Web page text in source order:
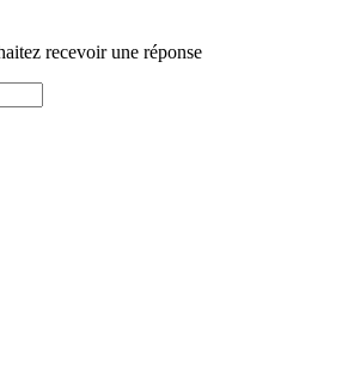
recevoir une réponse